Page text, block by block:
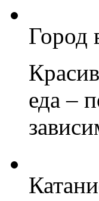
Город
еда –